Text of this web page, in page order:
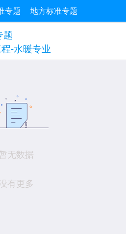
专题 地方标准专题
题
-水暖专业
无数据
有更多